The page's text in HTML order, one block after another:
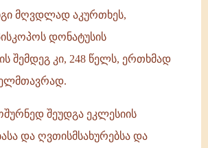
მღვდლად აკურთხეს,
დონატუსის
შემდეგ კი, 248 წელს, ერთხმად
შეუდგა ეკლესიის
და ღვთისმსახურებსა და